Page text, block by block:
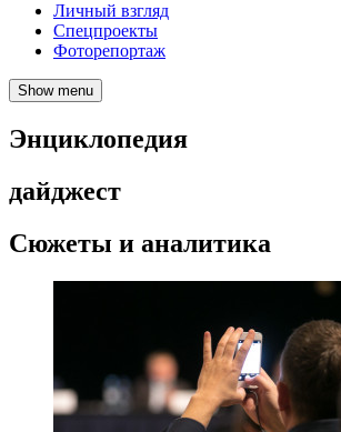
Личный взгляд
Спецпроекты
Фоторепортаж
Show menu
Энциклопедия
дайджест
Сюжеты и аналитика